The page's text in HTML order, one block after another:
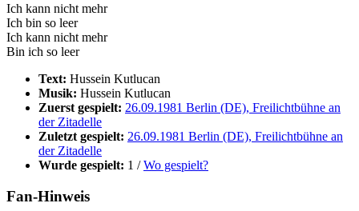
Ich kann nicht mehr
Ich bin so leer
Ich kann nicht mehr
Bin ich so leer
Text: Hussein Kutlucan
Musik: Hussein Kutlucan
Zuerst gespielt: 26.09.1981 Berlin (DE), Freilichtbühne an
der Zitadelle
Zuletzt gespielt: 26.09.1981 Berlin (DE), Freilichtbühne an
der Zitadelle
Wurde gespielt: 1 /Wo gespielt?
Fan-Hinweis